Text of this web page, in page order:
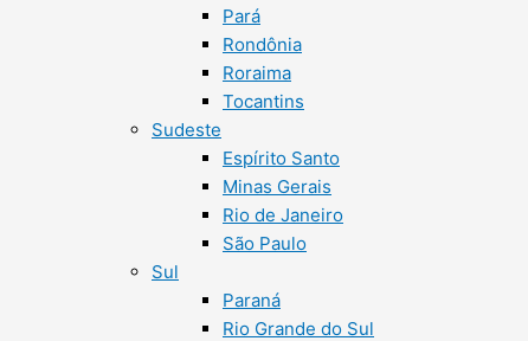
Pará
Rondônia
Roraima
Tocantins
Sudeste
Espírito Santo
Minas Gerais
Rio de Janeiro
São Paulo
Sul
Paraná
Rio Grande do Sul